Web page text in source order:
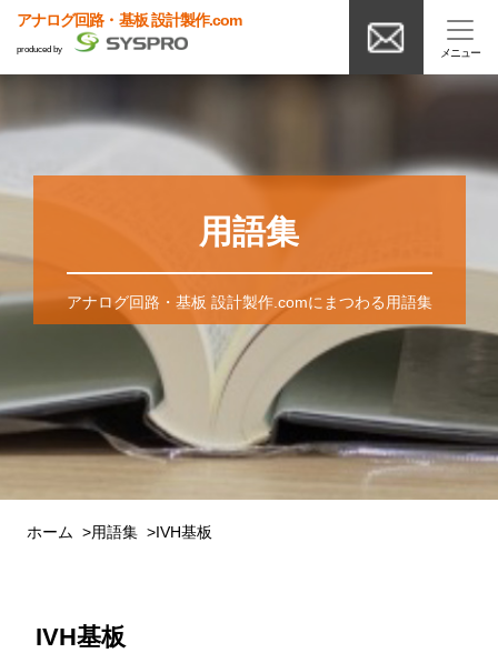
アナログ回路・基板 設計製作.com
produced by
用語集
アナログ回路・基板 設計製作.comにまつわる用語集
ホーム 用語集 IVH基板
IVH基板